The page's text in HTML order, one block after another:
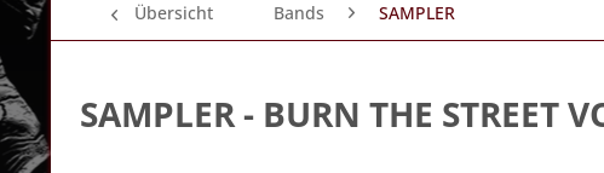
Übersicht Bands SAMPLER
SAMPLER- BURN THE STREET